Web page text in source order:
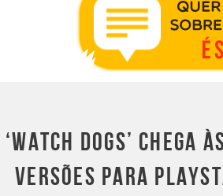
‘WATCH DOGS’ CHEGA
VERSÕES PARA